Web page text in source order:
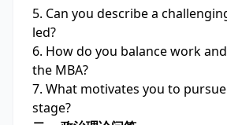
5. Can you describe a
led?
6. How do you balance work
the MBA?
7. What motivates you to
stage?